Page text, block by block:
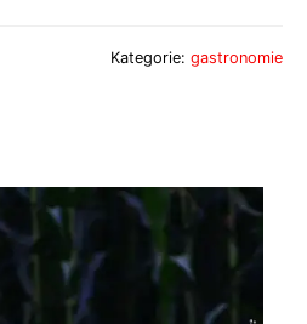
Kategorie: gastronomie